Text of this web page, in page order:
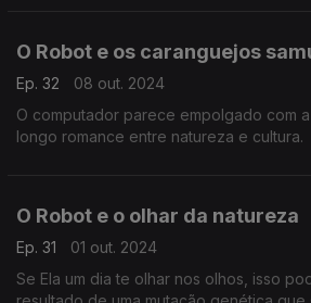
O Robot e os caranguejos
Ep. 32
08 out. 2024
O computador parece empolgado com
longo romance entre natureza e cultura.
O Robot e o olhar da natureza
Ep. 31
01 out. 2024
Se Ela um dia te olhar nos olhos, isso